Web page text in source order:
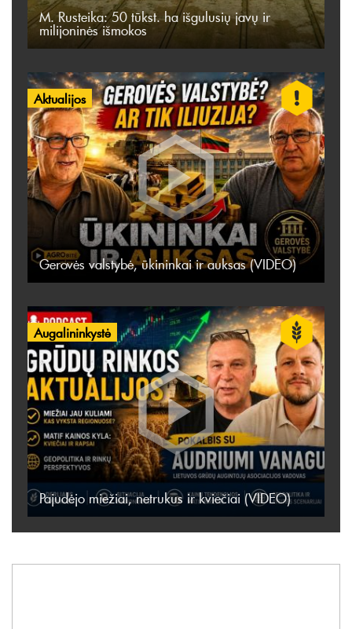
M. Rusteika: 50 tūkst. ha išgulusių javų ir
milijoninės išmokos
Aktualijos
Gerovės valstybė, ūkininkai ir auksas (VIDEO)
Augalininkystė
Pajudėjo miežiai, netrukus ir kviečiai (VIDEO)